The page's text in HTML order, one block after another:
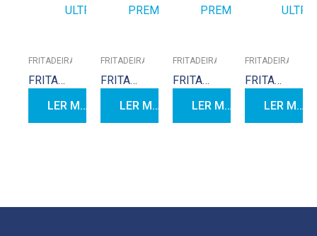
FRITADEIRAS PARA PASTEL
FRITADEIRA 0.70 ULTRA
LER MAIS
FRITADEIRAS PARA PASTEL
FRITADEIRA 0.45 PREMIUM
LER MAIS
FRITADEIRAS PARA PASTEL
FRITADEIRA 0.80 PREMIUM
LER MAIS
FRITADEIRAS
FRITADEIRA 0.90 ULTRA
LER MAIS